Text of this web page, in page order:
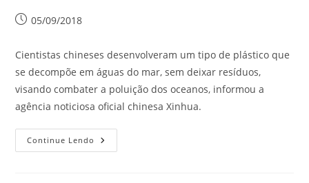
05/09/2018
Cientistas chineses desenvolveram um tipo de plástico que
se decompõe em águas do mar, sem deixar resíduos,
visando combater a poluição dos oceanos, informou a
agência noticiosa oficial chinesa Xinhua.
Continue Lendo